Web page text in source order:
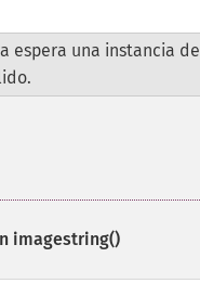
espera una instancia de
imagestring()